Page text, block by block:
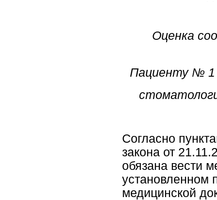
Оценка
Пациенту № 1
Согласно
закона от
обязана вести
установленном
медицинской